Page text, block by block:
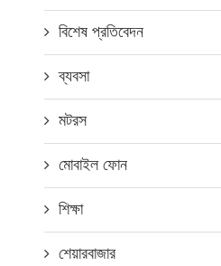
বুয়েটের স্বীকৃতি পেলো অপো এফ২১ প্রো
ফাইভজি
বিশেষ প্রতিবেদন
ব্যবসা
মটরস
মোবাইল ফোন
শিক্ষা
শেয়ারবাজার